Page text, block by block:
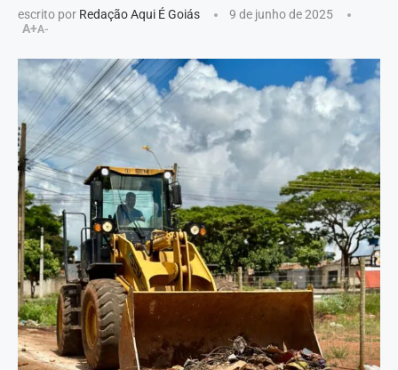
escrito por Redação Aqui É Goiás
9 de junho de 2025
A+A-